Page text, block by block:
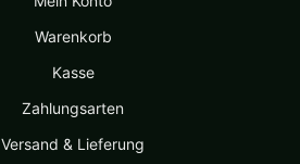
Warenkorb
Kasse
Zahlungsarten
Versand & Lieferung